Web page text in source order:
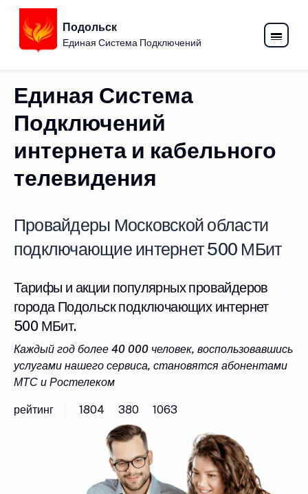
Подольск
Единая Система Подключений
Единая Система
Подключений
интернета и кабельного
телевидения
Провайдеры Московской области
подключающие интернет 500 МБит
Тарифы и акции популярных провайдеров
города Подольск подключающих интернет
500 МБит.
Каждый год более 40 000 человек, воспользовавшись
услугами нашего сервиса, становятся абонентами
МТС и Ростелеком
рейтинг 1804 380 1063